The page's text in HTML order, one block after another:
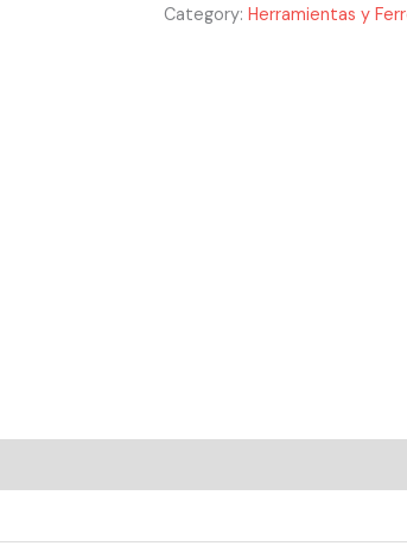
Category: Herramientas y